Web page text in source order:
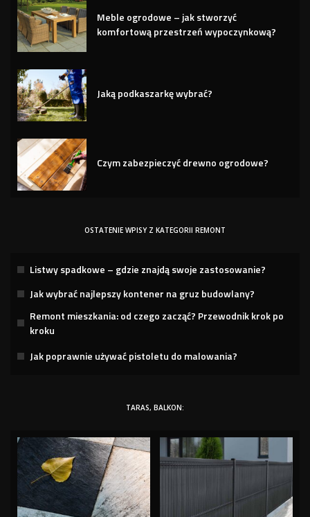
Meble ogrodowe – jak stworzyć
komfortową przestrzeń wypoczynkową?
Jaką podkaszarkę wybrać?
Czym zabezpieczyć drewno ogrodowe?
OSTATENIE WPISY Z KATEGORII REMONT
Listwy spadkowe – gdzie znajdą swoje zastosowanie?
Jak wybrać najlepszy kontener na gruz budowlany?
Remont mieszkania: od czego zacząć? Przewodnik krok po
kroku
Jak poprawnie używać pistoletu do malowania?
TARAS, BALKON: